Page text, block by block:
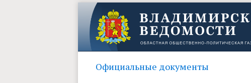
Официальные документы